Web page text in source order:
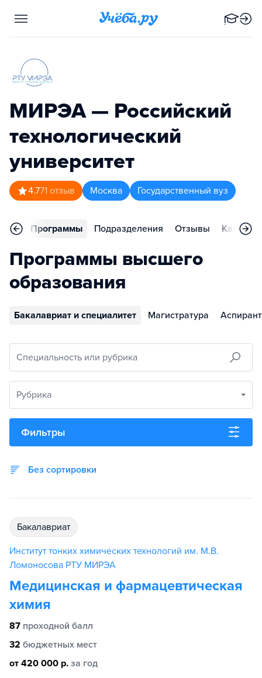
МИРЭА — Российский
технологический
университет
4.771 отзыв Москва Государственный вуз
Программы Подразделения Отзывы Карьера
Программы высшего
образования
Бакалавриат и специалитет Магистратура
Специальность или рубрика
Рубрика
Фильтры
Без сортировки
бакалавриат
Институт тонких химических технологий им. М.В.
Ломоносова РТУ МИРЭА
Медицинская и фармацевтическая
химия
87 проходной балл
32 бюджетных мест
от 420 000 р. за год